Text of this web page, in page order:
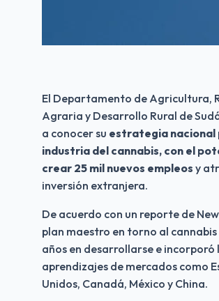
El Departamento de Agricultura,
Agraria y Desarrollo Rural de
a conocer su estrategia nacional
industria del cannabis, con el
crear 25 mil nuevos empleos y
inversión extranjera.
De acuerdo con un reporte de
plan maestro en torno al
años en desarrollarse e incorporó
aprendizajes de mercados como
Unidos, Canadá, México y China.